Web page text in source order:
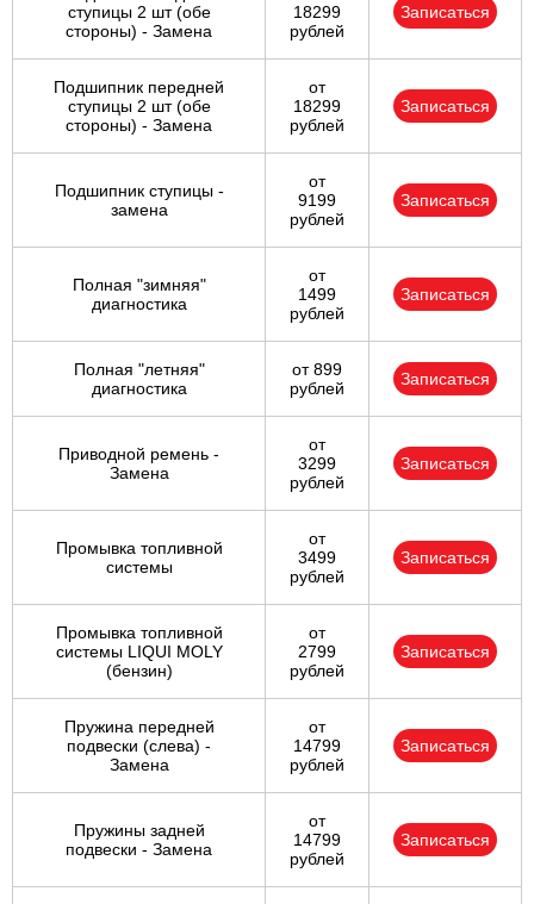
ступицы 2 шт (обе
стороны) - Замена
18299
рублей
Записаться
Подшипник передней
ступицы 2 шт (обе
стороны) - Замена
от
18299
рублей
Записаться
Подшипник ступицы -
замена
от
9199
рублей
Записаться
Полная "зимняя"
диагностика
от
1499
рублей
Записаться
Полная "летняя"
диагностика
от 899
рублей
Записаться
Приводной ремень -
Замена
от
3299
рублей
Записаться
Промывка топливной
системы
от
3499
рублей
Записаться
Промывка топливной
системы LIQUI MOLY
(бензин)
от
2799
рублей
Записаться
Пружина передней
подвески (слева) -
Замена
от
14799
рублей
Записаться
Пружины задней
подвески - Замена
от
14799
рублей
Записаться